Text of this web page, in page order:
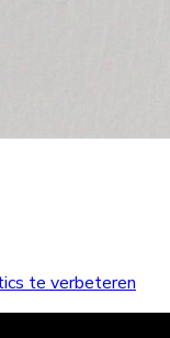
te verbeteren